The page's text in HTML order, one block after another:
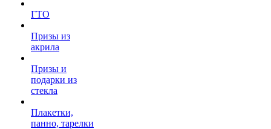
ГТО
Призы из
акрила
Призы и
подарки из
стекла
Плакетки,
панно, тарелки